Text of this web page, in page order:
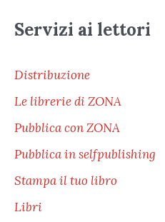
Servizi ai lettori
Distribuzione
Le librerie di ZONA
Pubblica con ZONA
Pubblica in selfpublishing
Stampa il tuo libro
Libri